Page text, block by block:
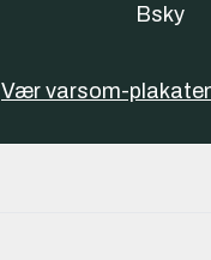
Bsky
Vær varsom-